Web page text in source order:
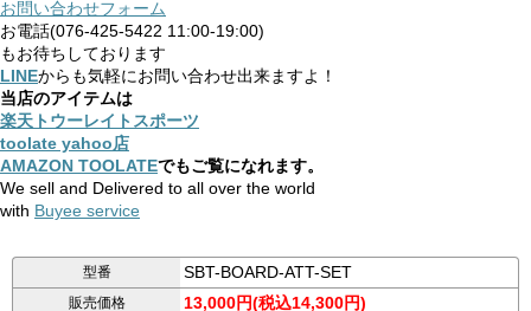
お問い合わせフォーム
お電話(076-425-5422 11:00-19:00)
もお待ちしております
LINEからも気軽にお問い合わせ出来ますよ！
当店のアイテムは
楽天トウーレイトスポーツ
toolate yahoo店
AMAZON TOOLATEでもご覧になれます。
We sell and Delivered to all over the world
with Buyee service
型番 SBT-BOARD-ATT-SET
販売価格 13,000円(税込14,300円)